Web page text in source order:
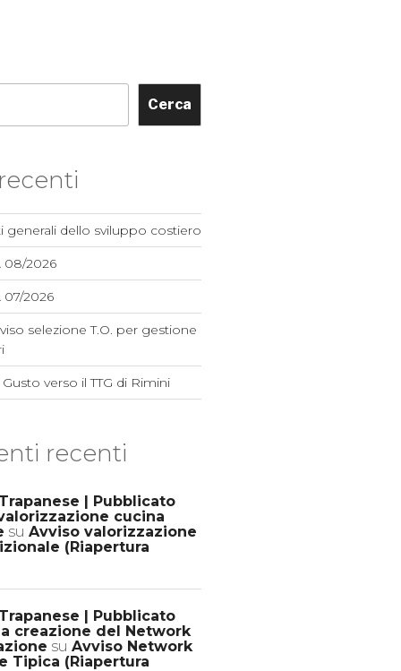
Cerca
generali dello sviluppo costiero
08/2026
2026
selezione T.O. per gestione
verso il TTG di Rimini
recenti
| Pubblicato
cucina
su Avviso valorizzazione
(Riapertura
| Pubblicato
creazione del Network
su Avviso Network
Tipica (Riapertura